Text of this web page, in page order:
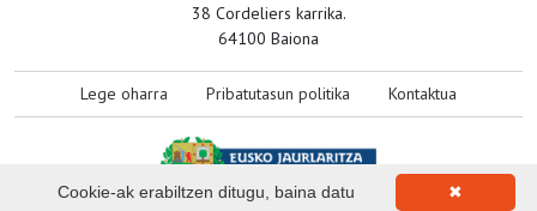
38 Cordeliers karrika.
64100 Baiona
Lege oharra Pribatutasun politika Kontaktua
✖
Cookie-ak erabiltzen ditugu, baina datu